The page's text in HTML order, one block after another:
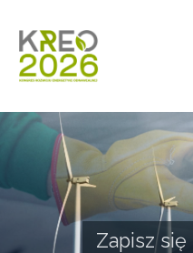
Zapisz się